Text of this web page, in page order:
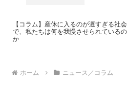
【コラム】産休に入るのが遅すぎる社会
で、私たちは何を我慢させられているの
か
ホーム ニュース／コラム